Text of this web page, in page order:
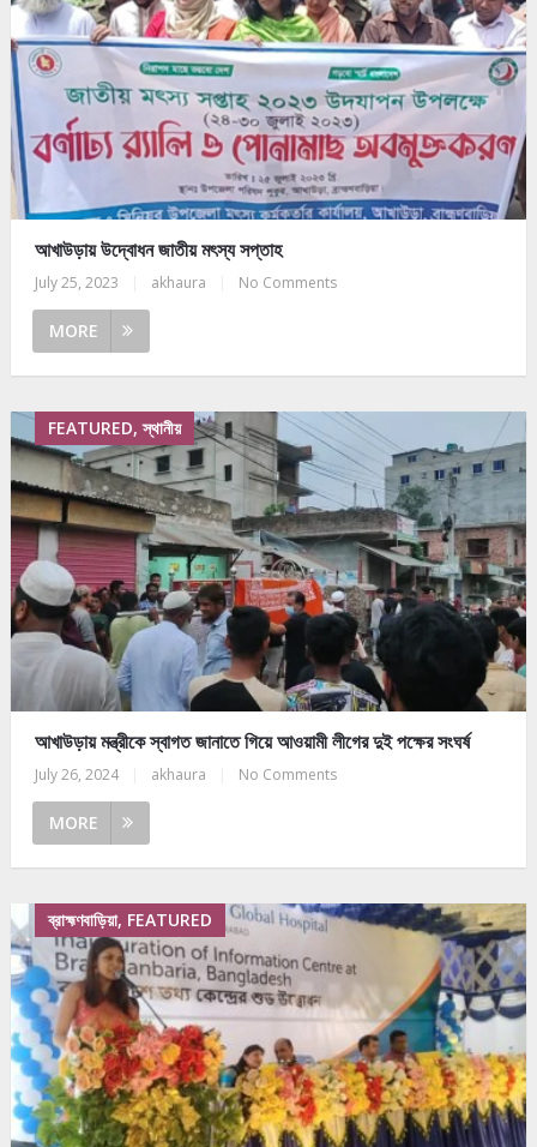
আখাউড়ায় উদ্বোধন জাতীয় মৎস্য সপ্তাহ
July 25, 2023 akhaura No Comments
MORE
FEATURED, স্থানীয়
আখাউড়ায় মন্ত্রীকে স্বাগত জানাতে গিয়ে আওয়ামী লীগের দুই পক্ষের সংঘর্ষ
July 26, 2024 akhaura No Comments
MORE
ব্রাহ্মণবাড়িয়া, FEATURED